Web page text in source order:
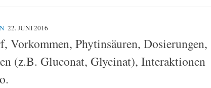
22. JUNI 2016
Vorkommen, Phytinsäuren, Dosierungen,
(z.B. Gluconat, Glycinat), Interaktionen